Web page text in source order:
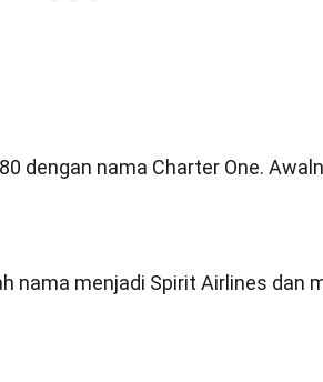
dengan nama Charter One.
nama menjadi Spirit Airlines dan